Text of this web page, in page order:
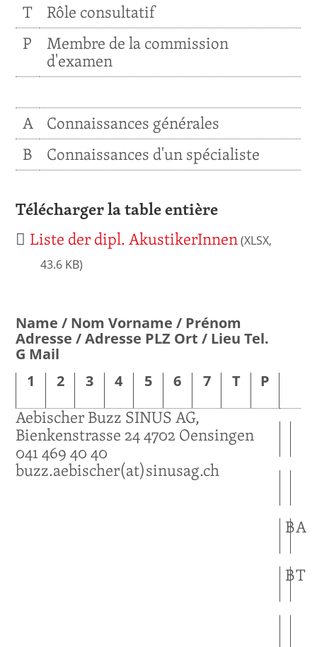
T
Rôle consultatif
P
Membre de la commission
d'examen
A
Connaissances générales
B
Connaissances d'un spécialiste
Télécharger la table entière
Liste der dipl. AkustikerInnen(XLSX,
43.6 KB)
Name / Nom Vorname / Prénom
Adresse / Adresse PLZ Ort / Lieu Tel.
G Mail
1
2 3 4 5 6 7 T P
AebischerBuzz SINUS AG,
Bienkenstrasse 244702 Oensingen
041 469 40 40
buzz.aebischer(at)sinusag.ch
BA
BT